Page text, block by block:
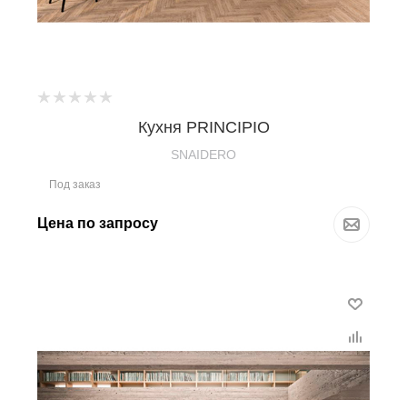
Кухня PRINCIPIO
SNAIDERO
Под заказ
Цена по запросу